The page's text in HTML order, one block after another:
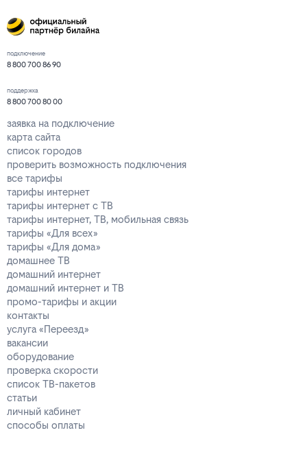
подключение
8 800 700 86 90
поддержка
8 800 700 80 00
заявка на подключение
карта сайта
список городов
проверить возможность подключения
все тарифы
тарифы интернет
тарифы интернет с ТВ
тарифы интернет, ТВ, мобильная связь
тарифы «Для всех»
тарифы «Для дома»
домашнее ТВ
домашний интернет
домашний интернет и ТВ
промо-тарифы и акции
контакты
услуга «Переезд»
вакансии
оборудование
проверка скорости
список ТВ-пакетов
статьи
личный кабинет
способы оплаты